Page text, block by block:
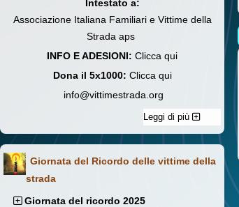
Intestato a:
Associazione Italiana Familiari e Vittime della
Strada aps
INFO E ADESIONI: Clicca qui
Dona il 5x1000: Clicca qui
info@vittimestrada.org
Leggi di più
Giornata del Ricordo delle vittime della
strada
Giornata del ricordo 2025